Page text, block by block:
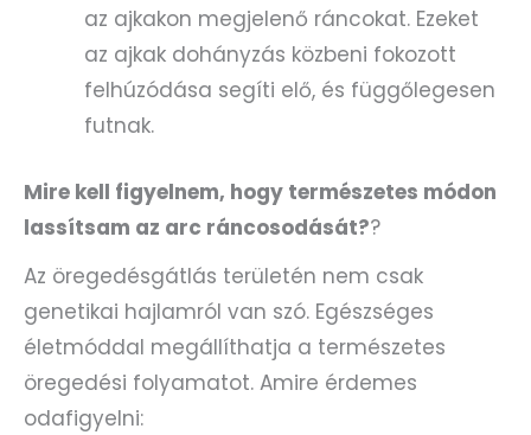
az ajkakon megjelenő ráncokat. Ezeket
az ajkak dohányzás közbeni fokozott
felhúzódása segíti elő, és függőlegesen
futnak.
Mire kell figyelnem, hogy természetes módon
lassítsam az arc ráncosodását??
Az öregedésgátlás területén nem csak
genetikai hajlamról van szó. Egészséges
életmóddal megállíthatja a természetes
öregedési folyamatot. Amire érdemes
odafigyelni: